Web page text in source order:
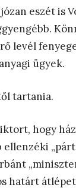
eszét is
levél
ügyek.
tartania.
hogy
határt